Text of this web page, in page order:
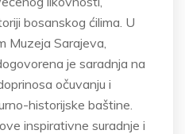
bosanskog ćilima. U
Muzeja Sarajeva,
je saradnja na
očuvanju i
historijske baštine.
inspirativne suradnje i